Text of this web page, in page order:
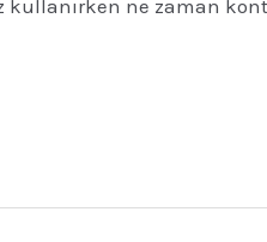
kullanırken ne zaman